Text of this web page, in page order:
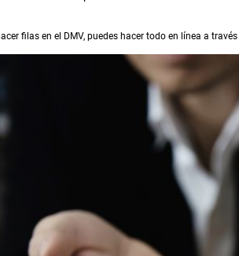
filas en el DMV, puedes hacer todo en línea a